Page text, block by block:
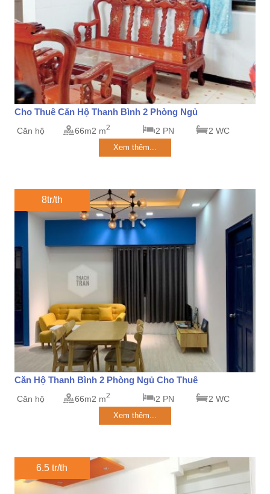
Cho Thuê Căn Hộ Thanh Bình 2 Phòng Ngủ
Căn hộ 66m2 m2 2 PN 2 WC
Xem thêm...
8tr/th
Căn Hộ Thanh Bình 2 Phòng Ngủ Cho Thuê
Căn hộ 66m2 m2 2 PN 2 WC
Xem thêm...
6.5 tr/th